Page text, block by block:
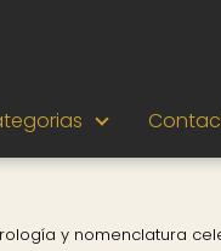
y nomenclatura